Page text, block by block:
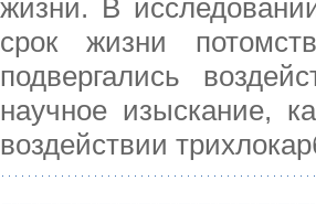
жизни. В
срок жизни
подвергались
научное изыскание,
воздействии